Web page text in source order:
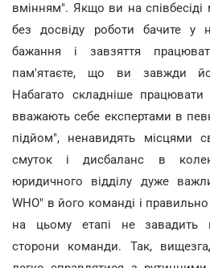
вмінням". Якщо ви на співбесіді
без досвіду роботи бачите у
бажання і завзяття
пам'ятаєте, що ви завжди
Набагато складніше
вважають себе експертами в
підйом", ненавидять місцями
смуток і дисбаланс в
юридичного відділу дуже
WHO" в його команді і
на цьому етапі не завадить
сторони команди. Так,